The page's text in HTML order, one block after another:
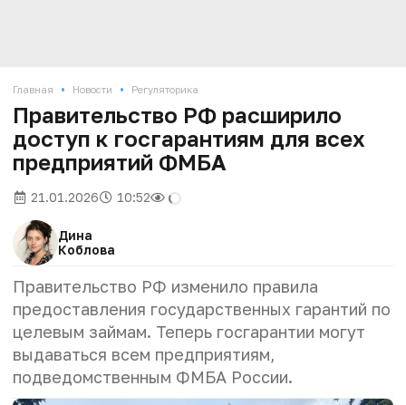
Главная • Новости • Регуляторика
Правительство РФ расширило
доступ к госгарантиям для всех
предприятий ФМБА
21.01.2026 10:52
Дина
Коблова
Правительство РФ изменило правила
предоставления государственных гарантий по
целевым займам. Теперь госгарантии могут
выдаваться всем предприятиям,
подведомственным ФМБА России.